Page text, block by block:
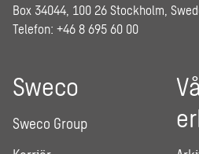
Box 34044, 100 26 Stockholm,
Telefon: +46 8 695 60 00
Sweco
Sweco Group